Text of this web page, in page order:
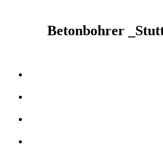
Betonbohrer